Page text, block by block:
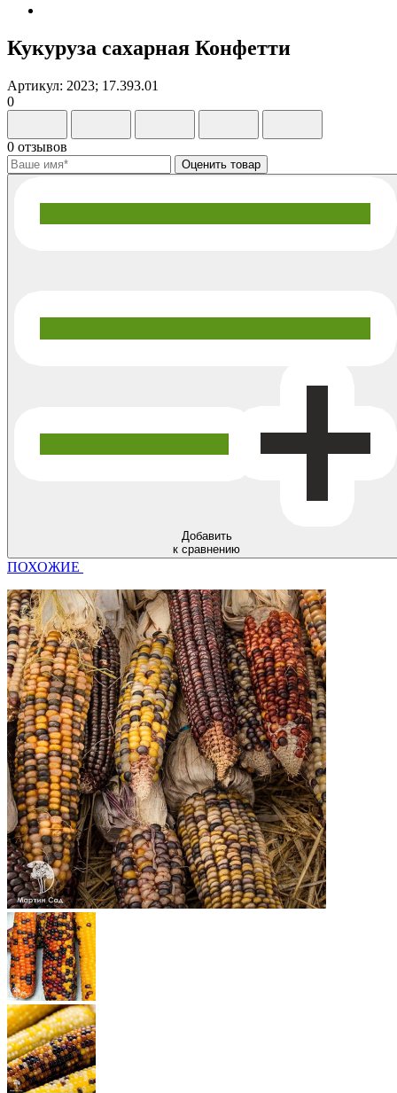
Кукуруза сахарная Конфетти
Артикул: 2023; 17.393.01
0
0 отзывов
Добавить
к сравнению
ПОХОЖИЕ